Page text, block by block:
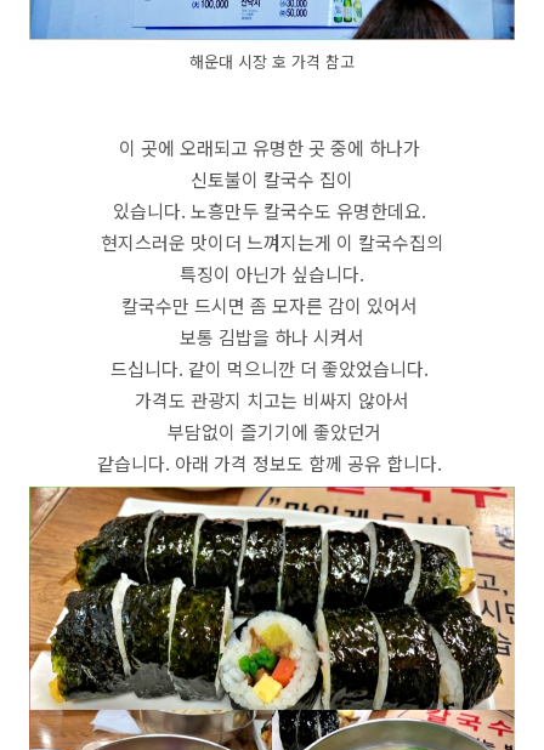
해운대 시장 호 가격 참고
이 곳에 오래되고 유명한 곳 중에 하나가
신토불이 칼국수 집이
있습니다. 노흥만두 칼국수도 유명한데요.
현지스러운 맛이더 느껴지는게 이 칼국수집의
특징이 아닌가 싶습니다.
칼국수만 드시면 좀 모자른 감이 있어서
보통 김밥을 하나 시켜서
드십니다. 같이 먹으니깐 더 좋았었습니다.
가격도 관광지 치고는 비싸지 않아서
부담없이 즐기기에 좋았던거
같습니다. 아래 가격 정보도 함께 공유 합니다.